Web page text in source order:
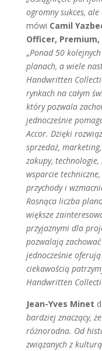
ogromny sukces,
mówi Camil
Officer,
„Ponad 50
planach, a wiele
Handwritten
rynkach na całym
który pozwala
jednocześnie
Accor. Dzięki
sprzedaż,
zakupy,
wsparcie
przychody i
Rosnąca liczba
większe
przyjaznymi dla
pozwalają
jednocześnie
ciekawością
Handwritten
Jean-Yves Minet
bardziej znaczący,
różnorodna. Od
związanych z